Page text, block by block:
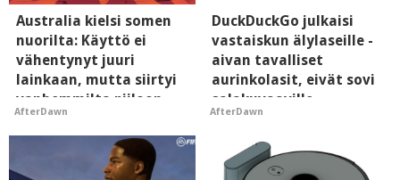
Australia kielsi somen
nuorilta: Käyttö ei
vähentynyt juuri
lainkaan, mutta siirtyi
vanhemmilta piiloon
AfterDawn
DuckDuckGo julkaisi
vastaiskun älylaseille -
aivan tavalliset
aurinkolasit, eivät sovi
salakuvaaville
hyypiöille
AfterDawn